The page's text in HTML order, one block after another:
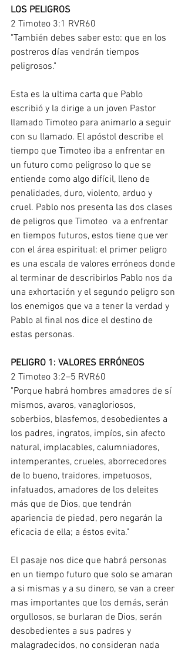
LOS PELIGROS
2 Timoteo 3:1 RVR60
"También debes saber esto: que en los
postreros días vendrán tiempos
peligrosos."
Esta es la ultima carta que Pablo
escribió y la dirige a un joven Pastor
llamado Timoteo para animarlo a seguir
con su llamado. El apóstol describe el
tiempo que Timoteo iba a enfrentar en
un futuro como peligroso lo que se
entiende como algo difícil, lleno de
penalidades, duro, violento, arduo y
cruel. Pablo nos presenta las dos clases
de peligros que Timoteo  va a enfrentar
en tiempos futuros, estos tiene que ver
con el área espiritual: el primer peligro
es una escala de valores erróneos donde
al terminar de describirlos Pablo nos da
una exhortación y el segundo peligro son
los enemigos que va a tener la verdad y
Pablo al final nos dice el destino de
estas personas.
PELIGRO 1: VALORES ERRÓNEOS
2 Timoteo 3:2–5 RVR60
"Porque habrá hombres amadores de sí
mismos, avaros, vanagloriosos,
soberbios, blasfemos, desobedientes a
los padres, ingratos, impíos, sin afecto
natural, implacables, calumniadores,
intemperantes, crueles, aborrecedores
de lo bueno, traidores, impetuosos,
infatuados, amadores de los deleites
más que de Dios, que tendrán
apariencia de piedad, pero negarán la
eficacia de ella; a éstos evita."
El pasaje nos dice que habrá personas
en un tiempo futuro que solo se amaran
a si mismas y a su dinero, se van a creer
mas importantes que los demás, serán
orgullosos, se burlaran de Dios, serán
desobedientes a sus padres y
malagradecidos, no consideran nada